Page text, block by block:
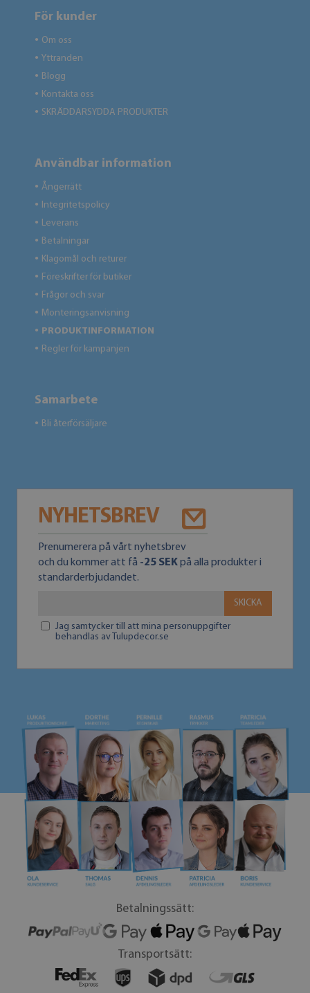
För kunder
● Om oss
● Yttranden
● Blogg
● Kontakta oss
● SKRÄDDARSYDDA PRODUKTER
Användbar information
● Ångerrätt
● Integritetspolicy
● Leverans
● Betalningar
● Klagomål och returer
● Föreskrifter för butiker
● Frågor och svar
● Monteringsanvisning
● PRODUKTINFORMATION
● Regler för kampanjen
Samarbete
● Bli återförsäljare
NYHETSBREV
Prenumerera på vårt nyhetsbrev
och du kommer att få -25 SEKpå alla produkter i
standarderbjudandet.
SKICKA
Jag samtycker till att mina personuppgifter
behandlas av Tulupdecor.se
Betalningssätt:
Transportsätt: